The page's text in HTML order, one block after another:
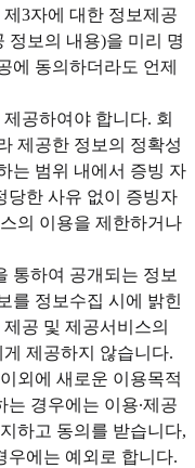
3자에 대한 정보제공
정보의 내용)을 미리 명
에 동의하더라도 언제
공하여야 합니다. 회
제공한 정보의 정확성
는 범위 내에서 증빙 자
당한 사유 없이 증빙자
의 이용을 제한하거나
통하여 공개되는 정보
를 정보수집 시에 밝힌
공 및 제공서비스의
제공하지 않습니다.
외에 새로운 이용목적
경우에는 이용∙제공
하고 동의를 받습니다,
우에는 예외로 합니다.